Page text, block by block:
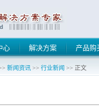
心 解决方案 产品购
新闻资讯 >> 行业新闻 >> 正文